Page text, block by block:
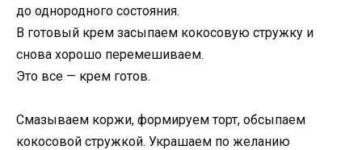
до однородного состояния.
В готовый крем засыпаем кокосовую стружку и
снова хорошо перемешиваем.
Это все — крем готов.
Смазываем коржи, формируем торт, обсыпаем
кокосовой стружкой. Украшаем по желанию